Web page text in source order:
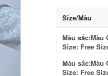
Size/Màu
Màu sắc:Màu
Size: Free
Màu sắc:Màu
Size: Free